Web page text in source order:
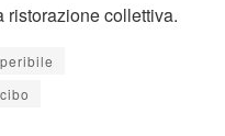
ristorazione collettiva.